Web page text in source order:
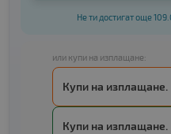
Не ти достигат още
или купи на изплащане:
Купи на изплащане.
Купи на изплащане.